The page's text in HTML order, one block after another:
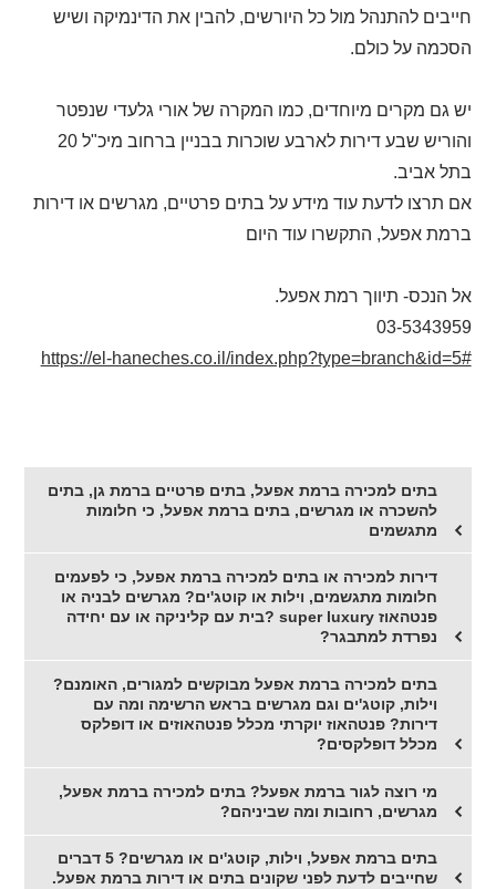
חייבים להתנהל מול כל היורשים, להבין את הדינמיקה ושיש
הסכמה על כולם.
יש גם מקרים מיוחדים, כמו המקרה של אורי גלעדי שנפטר
והוריש שבע דירות לארבע שוכרות בבניין ברחוב מיכ"ל 20
בתל אביב.
אם תרצו לדעת עוד מידע על בתים פרטיים, מגרשים או דירות
ברמת אפעל, התקשרו עוד היום
אל הנכס- תיווך רמת אפעל.
03-5343959
https://el-haneches.co.il/index.php?type=branch&id=5#
בתים למכירה ברמת אפעל, בתים פרטיים ברמת גן, בתים
להשכרה או מגרשים, בתים ברמת אפעל, כי חלומות
מתגשמים
דירות למכירה או בתים למכירה ברמת אפעל, כי לפעמים
חלומות מתגשמים, וילות או קוטג'ים? מגרשים לבניה או
פנטהאוז super luxury ?בית עם קליניקה או עם יחידה
נפרדת למתבגר?
בתים למכירה ברמת אפעל מבוקשים למגורים, האומנם?
וילות, קוטג'ים וגם מגרשים בראש הרשימה ומה עם
דירות? פנטהאוז יוקרתי מכלל פנטהאוזים או דופלקס
מכלל דופלקסים?
מי רוצה לגור ברמת אפעל? בתים למכירה ברמת אפעל,
מגרשים, רחובות ומה שביניהם?
בתים ברמת אפעל, וילות, קוטג'ים או מגרשים? 5 דברים
שחייבים לדעת לפני שקונים בתים או דירות ברמת אפעל.